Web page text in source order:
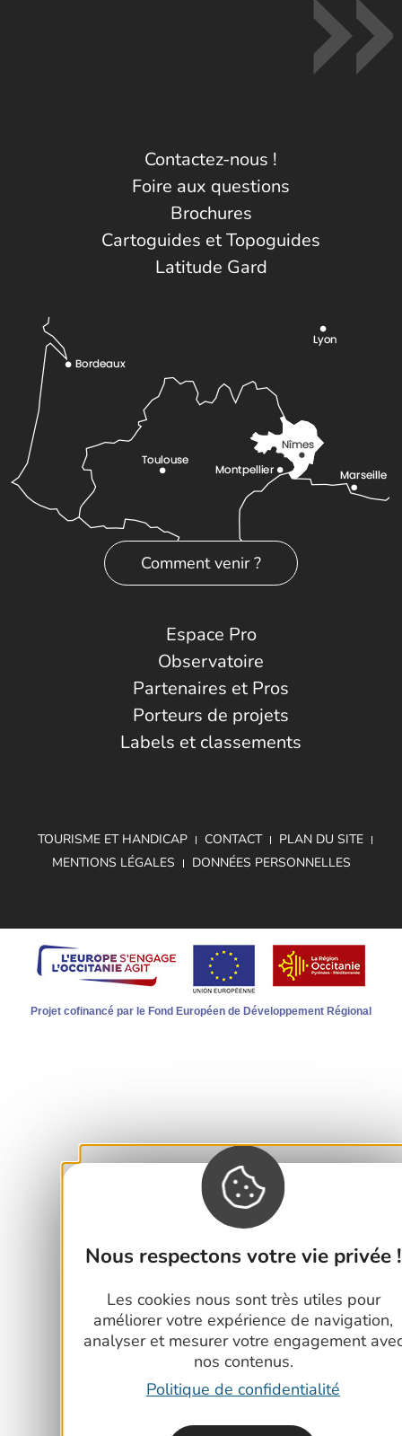
Nous respectons votre vie privée !
Les cookies nous sont très utiles pour
améliorer votre expérience de navigation,
analyser et mesurer votre engagement
nos contenus.
Politique de confidentialité
Contactez-nous !
Foire aux questions
Brochures
Cartoguides et Topoguides
Latitude Gard
Comment venir ?
Espace Pro
Observatoire
Partenaires et Pros
Porteurs de projets
Labels et classements
TOURISME ET HANDICAP CONTACT
PLAN DU SITE
MENTIONS LÉGALES
DONNÉES PERSONNELLES
Projet cofinancé par le Fond Européen de Développement Régional